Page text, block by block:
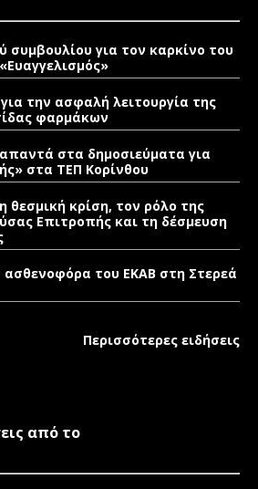
συμβουλίου για τον καρκίνο του
την ασφαλή λειτουργία της
φαρμάκων
στα δημοσιεύματα για
στα ΤΕΠ Κορίνθου
θεσμική κρίση, τον ρόλο της
Επιτροπής και τη δέσμευση
του ΕΚΑΒ στη Στερεά
Περισσότερες ειδήσεις
από το